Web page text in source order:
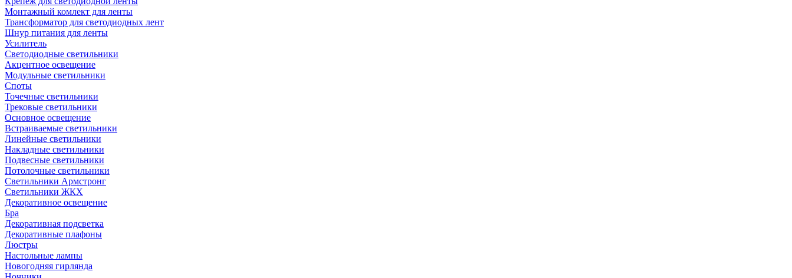
Монтажный комлект для ленты
Трансформатор для светодиодных лент
Шнур питания для ленты
Усилитель
Светодиодные светильники
Акцентное освещение
Модульные светильники
Споты
Точечные светильники
Трековые светильники
Основное освещение
Встраиваемые светильники
Линейные светильники
Накладные светильники
Подвесные светильники
Потолочные светильники
Светильники Армстронг
Светильники ЖКХ
Декоративное освещение
Бра
Декоративная подсветка
Декоративные плафоны
Люстры
Настольные лампы
Новогодняя гирлянда